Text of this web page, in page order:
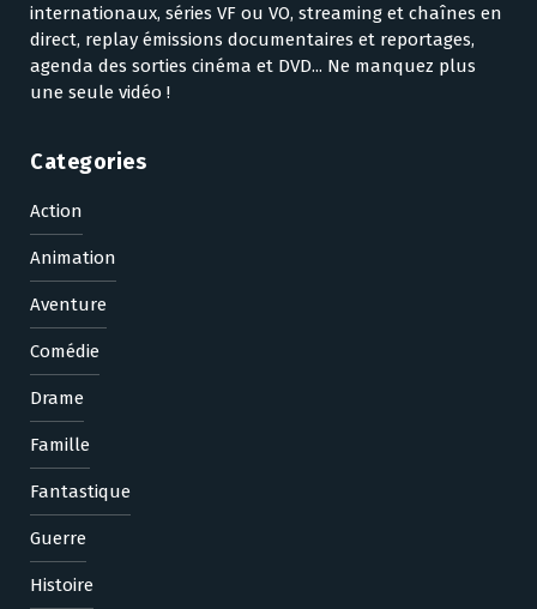
internationaux, séries VF ou VO, streaming et chaînes en
direct, replay émissions documentaires et reportages,
agenda des sorties cinéma et DVD... Ne manquez plus
une seule vidéo !
Categories
Action
Animation
Aventure
Comédie
Drame
Famille
Fantastique
Guerre
Histoire